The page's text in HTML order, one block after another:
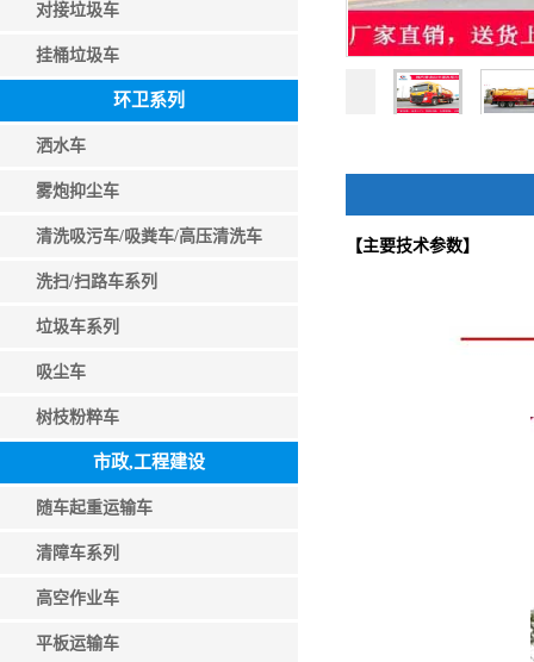
对接垃圾车
挂桶垃圾车
环卫系列
洒水车
雾炮抑尘车
清洗吸污车/吸粪车/高压清洗车
洗扫/扫路车系列
垃圾车系列
吸尘车
树枝粉粹车
市政,工程建设
随车起重运输车
清障车系列
高空作业车
平板运输车
【主要技术参数】